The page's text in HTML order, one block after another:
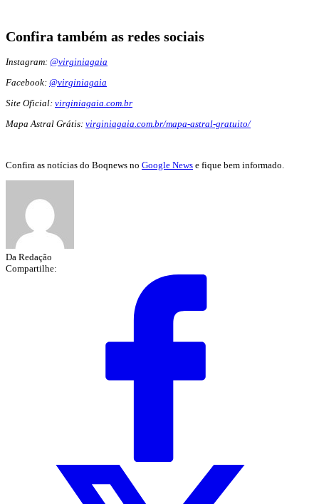
Confira também as redes sociais
Instagram: @virginiagaia
Facebook: @virginiagaia
Site Oficial: virginiagaia.com.br
Mapa Astral Grátis: virginiagaia.com.br/mapa-astral-gratuito/
Confira as notícias do Boqnews no Google News e fique bem informado.
Da Redação
Compartilhe: